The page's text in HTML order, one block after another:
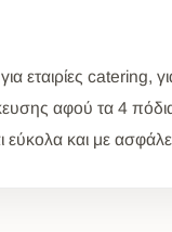
catering,
αφού τα 4
και με